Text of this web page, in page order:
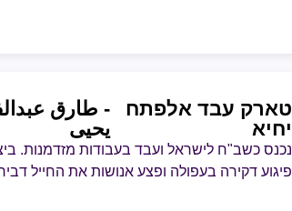
טארק עבד אלפתח
יחיא
- طارق
يحيى
פיגוע דקירה בעפולה ופצע אנושות את החייל